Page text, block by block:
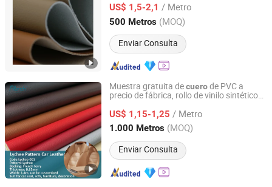
US$ 1,5-2,1 / Metro
500 Metros (MOQ)
Enviar Consulta
Zhejiang, China Desde 2012
Muestra gratuita decuerode PVC a
precio de fábrica, rollo de vinilo sintético
Lychee-001 Feria del Este de China
US$ 1,15-1,25 / Metro
1.000 Metros (MOQ)
Enviar Consulta
Jiangsu Albrich Textile Co., Ltd.
Jiangsu, China Desde 2020